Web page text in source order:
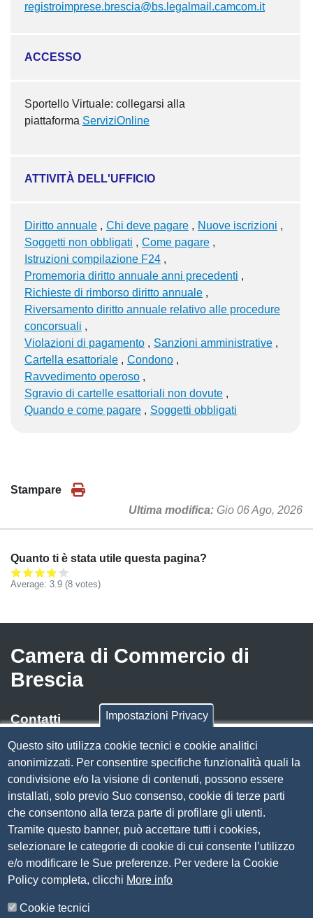
registroimprese.brescia@bs.legalmail.camcom.it
ACCESSO
Sportello Virtuale: collegarsi alla
piattaforma ServiziOnline
ATTIVITÀ DELL'UFFICIO
Diritto annuale Chi deve pagare
Nuove iscrizioni
Soggetti non obbligati
Come pagare
Istruzioni compilazione F24
Promemoria diritto annuale anni precedenti
Richieste di rimborso diritto annuale
Riversamento diritto annuale relativo alle procedure
concorsuali
Violazioni di pagamento
Sanzioni amministrative
Cartella esattoriale
Condono
Ravvedimento operoso
Sgravio di cartelle esattoriali non dovute
Quando e come pagare
Soggetti obbligati
Stampare
Ultima modifica
Gio 06 Ago, 2026
Quanto ti è stata utile questa pagina?
Average: 3.9 (8 votes)
Camera di Commercio di
Brescia
Contatti
Via Luigi Einaudi, 23, 25121 Brescia BS
Tel. 030 37251
PECcamera.brescia@bs.legalmail.camcom.it
P.IVA 00859790172
C.F. 80013870177
Contatti
Amministrazione Trasparente
Organizzazione
Impostazioni Privacy
Questo sito utilizza cookie tecnici e cookie analitici
anonimizzati. Per consentire specifiche funzionalità quali la
condivisione e/o la visione di contenuti, possono essere
installati, solo previo Suo consenso, cookie di terze parti
che consentono alla terza parte di profilare gli utenti.
Tramite questo banner, può accettare tutti i cookies,
selezionare le categorie di cookie di cui consente l’utilizzo
e/o modificare le Sue preferenze. Per vedere la Cookie
Policy completa, clicchi More info
Cookie tecnici